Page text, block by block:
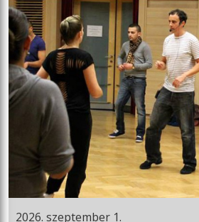
2026. szeptember 1.